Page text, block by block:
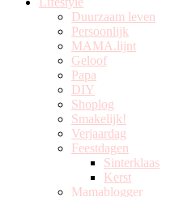
Duurzaam leven
Persoonlijk
MAMA.lijnt
Geloof
Papa
DIY
Shoplog
Smakelijk!
Verjaardag
Feestdagen
Sinterklaas
Kerst
Mamablogger